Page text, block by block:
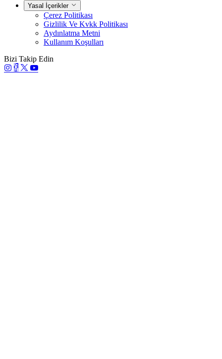
Yasal İçerikler
Çerez Politikası
Gizlilik Ve Kvkk Politikası
Aydınlatma Metni
Kullanım Koşulları
Bizi Takip Edin